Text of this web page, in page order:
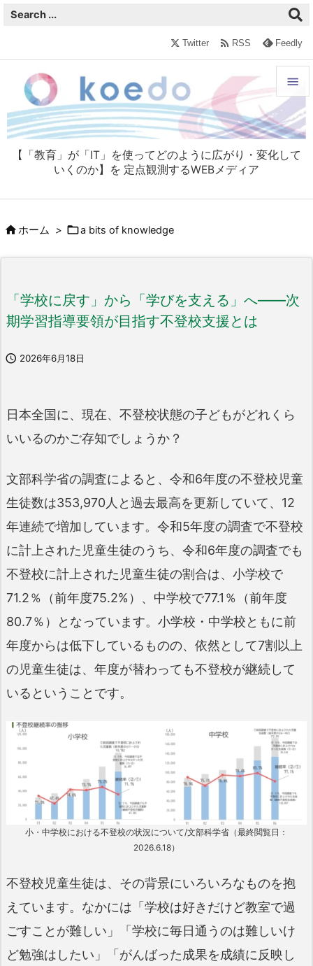
【「教育」が「IT」を使ってどのように広がり・変化して
いくのか】を 定点観測するWEBメディア


メニュ

Twitter  RSS Feedly
ホーム > a bits of knowledge
「学校に戻す」から「学びを支える」へ――次
期学習指導要領が目指す不登校支援とは
 2026年6月18日
日本全国に、現在、不登校状態の子どもがどれくら
いいるのかご存知でしょうか？
文部科学省の調査によると、令和6年度の不登校児童
生徒数は353,970人と過去最高を更新していて、12
年連続で増加しています。令和5年度の調査で不登校
に計上された児童生徒のうち、令和6年度の調査でも
不登校に計上された児童生徒の割合は、小学校で
71.2％（前年度75.2%）、中学校で77.1％（前年度
80.7％）となっています。小学校・中学校ともに前
年度からは低下しているものの、依然として7割以上
の児童生徒は、年度が替わっても不登校が継続して
いるということです。
小・中学校における不登校の状況について/文部科学省（最終閲覧日：
2026.6.18）
不登校児童生徒は、その背景にいろいろなものを抱
えています。なかには「学校は好きだけど教室で過
ごすことが難しい」「学校に毎日通うのは難しいけ
ど勉強はしたい」「がんばった成果を成績に反映し